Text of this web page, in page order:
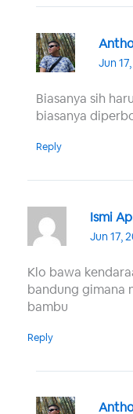
Jun
Biasanya sih
biasanya
Reply
Ismi
Jun 17,
Klo bawa
bandung gimana
bambu
Reply